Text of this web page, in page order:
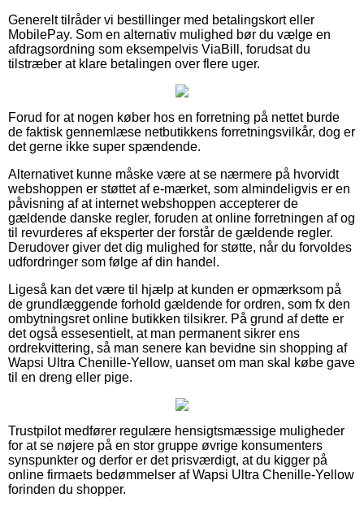
Generelt tilråder vi bestillinger med betalingskort eller
MobilePay. Som en alternativ mulighed bør du vælge en
afdragsordning som eksempelvis ViaBill, forudsat du
tilstræber at klare betalingen over flere uger.
Forud for at nogen køber hos en forretning på nettet burde
de faktisk gennemlæse netbutikkens forretningsvilkår, dog er
det gerne ikke super spændende.
Alternativet kunne måske være at se nærmere på hvorvidt
webshoppen er støttet af e-mærket, som almindeligvis er en
påvisning af at internet webshoppen accepterer de
gældende danske regler, foruden at online forretningen af og
til revurderes af eksperter der forstår de gældende regler.
Derudover giver det dig mulighed for støtte, når du forvoldes
udfordringer som følge af din handel.
Ligeså kan det være til hjælp at kunden er opmærksom på
de grundlæggende forhold gældende for ordren, som fx den
ombytningsret online butikken tilsikrer. På grund af dette er
det også essesentielt, at man permanent sikrer ens
ordrekvittering, så man senere kan bevidne sin shopping af
Wapsi Ultra Chenille-Yellow, uanset om man skal købe gave
til en dreng eller pige.
Trustpilot medfører regulære hensigtsmæssige muligheder
for at se nøjere på en stor gruppe øvrige konsumenters
synspunkter og derfor er det prisværdigt, at du kigger på
online firmaets bedømmelser af Wapsi Ultra Chenille-Yellow
forinden du shopper.